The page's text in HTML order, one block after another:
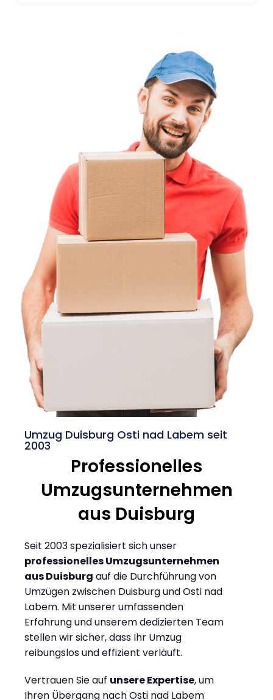
Umzug Duisburg Osti nad Labem seit
2003
Professionelles
Umzugsunternehmen
aus Duisburg
Seit 2003 spezialisiert sich unser
professionelles Umzugsunternehmen
aus Duisburg auf die Durchführung von
Umzügen zwischen Duisburg und Osti nad
Labem. Mit unserer umfassenden
Erfahrung und unserem dedizierten Team
stellen wir sicher, dass Ihr Umzug
reibungslos und effizient verläuft.
Vertrauen Sie auf unsere Expertise, um
Ihren Übergang nach Osti nad Labem